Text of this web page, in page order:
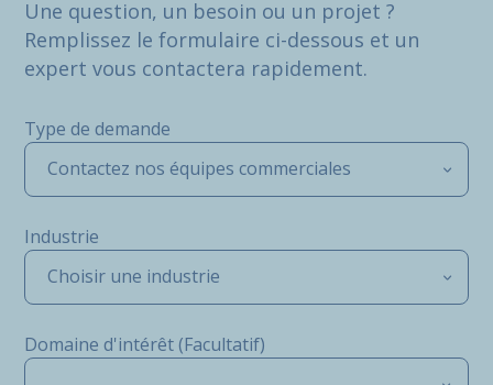
Une question, un besoin ou un projet ?
Remplissez le formulaire ci-dessous et un
expert vous contactera rapidement.
Type de demande
Contactez nos équipes commerciales
Industrie
Choisir une industrie
Domaine d'intérêt (Facultatif)